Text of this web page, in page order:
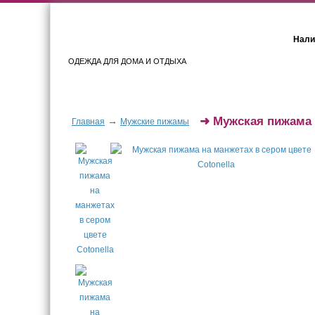
ОДЕЖДА ДЛЯ ДОМА И ОТДЫХА
Главная → Мужские пижамы ➜ Мужская пижама